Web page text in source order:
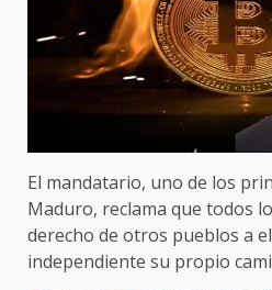
El mandatario, uno de los
Maduro, reclama que todos
derecho de otros pueblos a
independiente su propio